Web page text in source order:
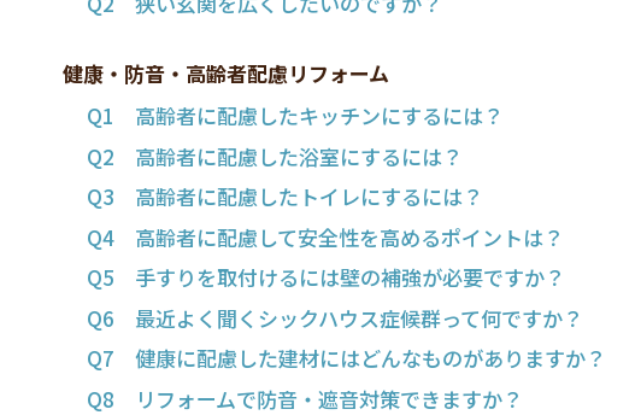
健康・防音・高齢者配慮リフォーム
Q1 高齢者に配慮したキッチンにするには？
Q2 高齢者に配慮した浴室にするには？
Q3 高齢者に配慮したトイレにするには？
Q4 高齢者に配慮して安全性を高めるポイントは？
Q5 手すりを取付けるには壁の補強が必要ですか？
Q6 最近よく聞くシックハウス症候群って何ですか？
Q7 健康に配慮した建材にはどんなものがありますか？
Q8 リフォームで防音・遮音対策できますか？